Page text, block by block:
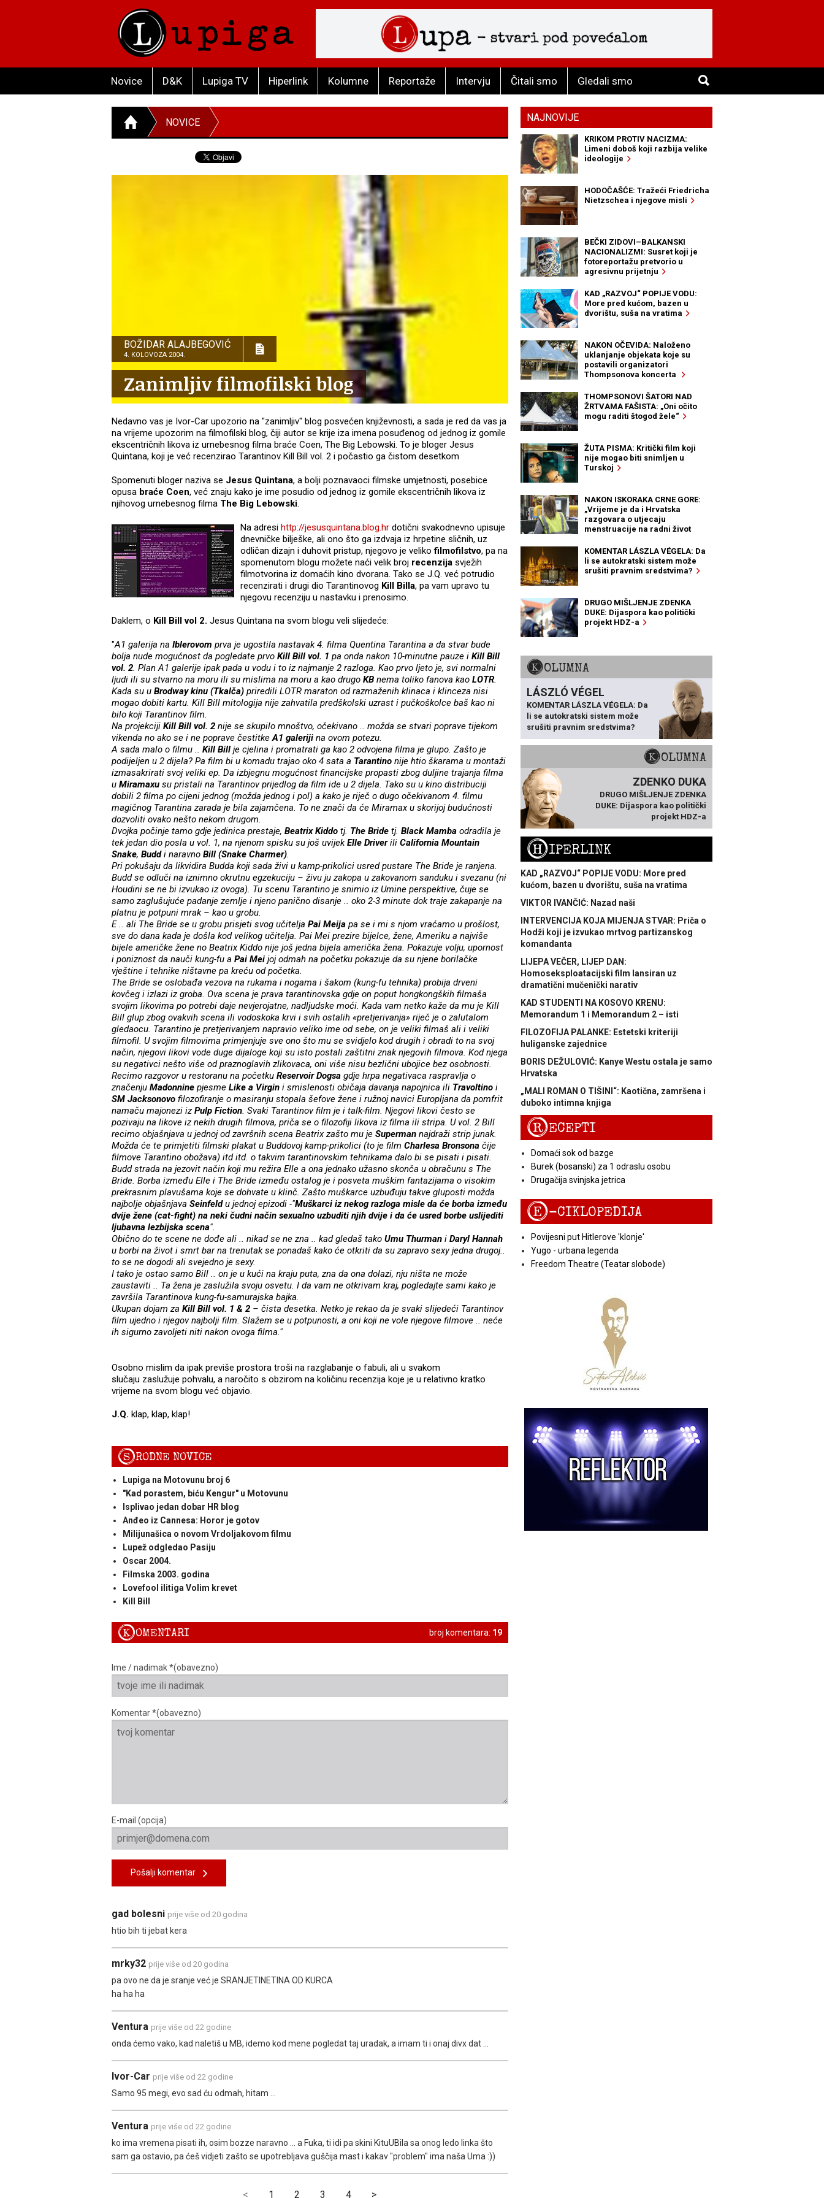
Novice D&K Lupiga TV Hiperlink Kolumne Reportaže Intervju Čitali smo Gledali smo
NOVICE
BOŽIDAR ALAJBEGOVIĆ
4. KOLOVOZA 2004.
Zanimljiv filmofilski blog
Nedavno vas je Ivor-Car upozorio na "zanimljiv" blog posvećen književnosti, a sada je red da vas ja
na vrijeme upozorim na filmofilski blog, čiji autor se krije iza imena posuđenog od jednog iz gomile
ekscentričnih likova iz urnebesnog filma braće Coen, The Big Lebowski. To je bloger Jesus
Quintana, koji je već recenzirao Tarantinov Kill Bill vol. 2 i počastio ga čistom desetkom
Spomenuti bloger naziva se Jesus Quintana, a bolji poznavaoci filmske umjetnosti, posebice
opusa braće Coen, već znaju kako je ime posudio od jednog iz gomile ekscentričnih likova iz
njihovog urnebesnog filma The Big Lebowski.
Na adresi http://jesusquintana.blog.hr dotični svakodnevno upisuje
dnevničke bilješke, ali ono što ga izdvaja iz hrpetine sličnih, uz
odličan dizajn i duhovit pristup, njegovo je velikofilmofilstvo, pa na
spomenutom blogu možete naći velik broj recenzija svježih
filmotvorina iz domaćih kino dvorana. Tako se J.Q. već potrudio
recenzirati i drugi dio Tarantinovog Kill Billa, pa vam upravo tu
njegovu recenziju u nastavku i prenosimo.
Daklem, o Kill Bill vol 2. Jesus Quintana na svom blogu veli slijedeće:
"A1 galerija na Iblerovom prva je ugostila nastavak 4. filma Quentina Tarantina a da stvar bude
bolja nude mogućnost da pogledate prvo Kill Bill vol. 1 pa onda nakon 10-minutne pauze i Kill Bill
vol. 2. Plan A1 galerije ipak pada u vodu i to iz najmanje 2 razloga. Kao prvo ljeto je, svi normalni
ljudi ili su stvarno na moru ili su mislima na moru a kao drugo KB nema toliko fanova kao LOTR.
Kada su u Brodway kinu (Tkalča) priredili LOTR maraton od razmaženih klinaca i klinceza nisi
mogao dobiti kartu. Kill Bill mitologija nije zahvatila predškolski uzrast i pučkoškolce baš kao ni
bilo koji Tarantinov film.
Na projekciji Kill Bill vol. 2 nije se skupilo mnoštvo, očekivano .. možda se stvari poprave tijekom
vikenda no ako se i ne poprave čestitkeA1 galeriji na ovom potezu.
A sada malo o filmu .. Kill Bill je cjelina i promatrati ga kao 2 odvojena filma je glupo. Zašto je
podijeljen u 2 dijela? Pa film bi u komadu trajao oko 4 sata a Tarantino nije htio škarama u montaži
izmasakrirati svoj veliki ep. Da izbjegnu mogućnost financijske propasti zbog duljine trajanja filma
u Miramaxu su pristali na Tarantinov prijedlog da film ide u 2 dijela. Tako su u kino distribuciji
dobili 2 filma po cijeni jednog (možda jednog i pol) a kako je riječ o dugo očekivanom 4. filmu
magičnog Tarantina zarada je bila zajamčena. To ne znači da će Miramax u skorijoj budućnosti
dozvoliti ovako nešto nekom drugom.
Dvojka počinje tamo gdje jedinica prestaje, Beatrix Kiddo tj. The Bride tj. Black Mamba odradila je
tek jedan dio posla u vol. 1, na njenom spisku su još uvijekElle Driverili California Mountain
Snake, Buddi naravno Bill (Snake Charmer).
Pri pokušaju da likvidira Budda koji sada živi u kamp-prikolici usred pustare The Bride je ranjena.
Budd se odluči na iznimno okrutnu egzekuciju – živu ju zakopa u zakovanom sanduku i svezanu (ni
Houdini se ne bi izvukao iz ovoga). Tu scenu Tarantino je snimio iz Umine perspektive, čuje se
samo zaglušujuće padanje zemlje i njeno panično disanje .. oko 2-3 minute dok traje zakapanje na
platnu je potpuni mrak – kao u grobu.
E .. ali The Bride se u grobu prisjeti svog učitelja Pai Meija pa se i mi s njom vraćamo u prošlost,
sve do dana kada je došla kod velikog učitelja. Pai Mei prezire bijelce, žene, Ameriku a najviše
bijele američke žene no Beatrix Kiddo nije još jedna bijela američka žena. Pokazuje volju, upornost
i poniznost da nauči kung-fu a Pai Mei joj odmah na početku pokazuje da su njene borilačke
vještine i tehnike ništavne pa kreću od početka.
The Bride se oslobađa vezova na rukama i nogama i šakom (kung-fu tehnika) probija drveni
kovčeg i izlazi iz groba. Ova scena je prava tarantinovska gdje on poput hongkongških filmaša
svojim likovima po potrebi daje nevjerojatne, nadljudske moći. Kada vam netko kaže da mu je Kill
Bill glup zbog ovakvih scena ili vodoskoka krvi i svih ostalih «pretjerivanja» riječ je o zalutalom
gledaocu. Tarantino je pretjerivanjem napravio veliko ime od sebe, on je veliki filmaš ali i veliki
filmofil. U svojim filmovima primjenjuje sve ono što mu se svidjelo kod drugih i obradi to na svoj
način, njegovi likovi vode duge dijaloge koji su isto postali zaštitni znak njegovih filmova. Kod njega
su negativci nešto više od praznoglavih zlikovaca, oni više nisu bezlični ubojice bez osobnosti.
Recimo razgovor u restoranu na početku Reservoir Dogsa gdje hrpa negativaca raspravlja o
značenju Madonnine pjesme Like a Virgin i smislenosti običaja davanja napojnica ili Travoltino i
SM Jacksonovo filozofiranje o masiranju stopala šefove žene i ružnoj navici Europljana da pomfrit
namaču majonezi iz Pulp Fiction. Svaki Tarantinov film je i talk-film. Njegovi likovi često se
pozivaju na likove iz nekih drugih filmova, priča se o filozofiji likova iz filma ili stripa. U vol. 2 Bill
recimo objašnjava u jednoj od završnih scena Beatrix zašto mu je Superman najdraži strip junak.
Možda će te primjetiti filmski plakat u Buddovoj kamp-prikolici (to je film Charlesa Bronsona čije
filmove Tarantino obožava) itd itd. o takvim tarantinovskim tehnikama dalo bi se pisati i pisati.
Budd strada na jezovit način koji mu režira Elle a ona jednako užasno skonča u obračunu s The
Bride. Borba između Elle i The Bride između ostalog je i posveta muškim fantazijama o visokim
prekrasnim plavušama koje se dohvate u klinč. Zašto muškarce uzbuđuju takve gluposti možda
najbolje objašnjava Seinfeldu jednoj epizodi -"Muškarci iz nekog razloga misle da će borba između
dvije žene (cat-fight) na neki čudni način sexualno uzbuditi njih dvije i da će usred borbe uslijediti
ljubavna lezbijska scena".
Obično do te scene ne dođe ali .. nikad se ne zna .. kad gledaš tako Umu Thurman i Daryl Hannah
u borbi na život i smrt bar na trenutak se ponadaš kako će otkriti da su zapravo sexy jedna drugoj..
to se ne dogodi ali svejedno je sexy.
I tako je ostao samo Bill .. on je u kući na kraju puta, zna da ona dolazi, nju ništa ne može
zaustaviti .. Ta žena je zaslužila svoju osvetu. I da vam ne otkrivam kraj, pogledajte sami kako je
završila Tarantinova kung-fu-samurajska bajka.
Ukupan dojam za Kill Bill vol. 1 & 2 – čista desetka. Netko je rekao da je svaki slijedeći Tarantinov
film ujedno i njegov najbolji film. Slažem se u potpunosti, a oni koji ne vole njegove filmove .. neće
ih sigurno zavoljeti niti nakon ovoga filma."
Osobno mislim da ipak previše prostora troši na razglabanje o fabuli, ali u svakom
slučaju zaslužuje pohvalu, a naročito s obzirom na količinu recenzija koje je u relativno kratko
vrijeme na svom blogu već objavio.
J.Q. klap, klap, klap!
SRODNE NOVICE
Lupiga na Motovunu broj 6
"Kad porastem, biću Kengur" u Motovunu
Isplivao jedan dobar HR blog
Anđeo iz Cannesa: Horor je gotov
Milijunašica o novom Vrdoljakovom filmu
Lupež odgledao Pasiju
Oscar 2004.
Filmska 2003. godina
Lovefool ilitiga Volim krevet
Kill Bill
broj komentara: 19
KOMENTARI
Ime / nadimak *(obavezno)
Komentar *(obavezno)
E-mail (opcija)
Pošalji komentar
gad bolesni prije više od 20 godina
htio bih ti jebat kera
mrky32 prije više od 20 godina
pa ovo ne da je sranje već je SRANJETINETINA OD KURCA
ha ha ha
Ventura prije više od 22 godine
onda ćemo vako, kad naletiš u MB, idemo kod mene pogledat taj uradak, a imam ti i onaj divx dat ...
Ivor-Car prije više od 22 godine
Samo 95 megi, evo sad ću odmah, hitam ...
Ventura prije više od 22 godine
ko ima vremena pisati ih, osim bozze naravno ... a Fuka, ti idi pa skini KituUBila sa onog ledo linka što
sam ga ostavio, pa ćeš vidjeti zašto se upotrebljava guščija mast i kakav "problem" ima naša Uma :))
< 1 2 3 4 >
NAJNOVIJE
KRIKOM PROTIV NACIZMA:
Limeni doboš koji razbija velike
ideologije
HODOČAŠĆE: Tražeći Friedricha
Nietzschea i njegove misli
BEČKI ZIDOVI–BALKANSKI
NACIONALIZMI: Susret koji je
fotoreportažu pretvorio u
agresivnu prijetnju
KAD „RAZVOJ“ POPIJE VODU:
More pred kućom, bazen u
dvorištu, suša na vratima
NAKON OČEVIDA: Naloženo
uklanjanje objekata koje su
postavili organizatori
Thompsonova koncerta
THOMPSONOVI ŠATORI NAD
ŽRTVAMA FAŠISTA: „Oni očito
mogu raditi štogod žele“
ŽUTA PISMA: Kritički film koji
nije mogao biti snimljen u
Turskoj
NAKON ISKORAKA CRNE GORE:
„Vrijeme je da i Hrvatska
razgovara o utjecaju
menstruacije na radni život
KOMENTAR LÁSZLA VÉGELA: Da
li se autokratski sistem može
srušiti pravnim sredstvima?
DRUGO MIŠLJENJE ZDENKA
DUKE: Dijaspora kao politički
projekt HDZ-a
KOLUMNA
LÁSZLÓ VÉGEL
KOMENTAR LÁSZLA VÉGELA: Da
li se autokratski sistem može
srušiti pravnim sredstvima?
KOLUMNA
ZDENKO DUKA
DRUGO MIŠLJENJE ZDENKA
DUKE: Dijaspora kao politički
projekt HDZ-a
HIPERLINK
KAD „RAZVOJ“ POPIJE VODU: More pred
kućom, bazen u dvorištu, suša na vratima
VIKTOR IVANČIĆ: Nazad naši
INTERVENCIJA KOJA MIJENJA STVAR: Priča o
Hodži koji je izvukao mrtvog partizanskog
komandanta
LIJEPA VEČER, LIJEP DAN:
Homoseksploatacijski film lansiran uz
dramatični mučenički narativ
KAD STUDENTI NA KOSOVO KRENU:
Memorandum 1 i Memorandum 2 – isti
FILOZOFIJA PALANKE: Estetski kriteriji
huliganske zajednice
BORIS DEŽULOVIĆ: Kanye Westu ostala je samo
Hrvatska
„MALI ROMAN O TIŠINI“: Kaotična, zamršena i
duboko intimna knjiga
RECEPTI
Domaći sok od bazge
Burek (bosanski) za 1 odraslu osobu
Drugačija svinjska jetrica
E-CIKLOPEDIJA
Povijesni put Hitlerove 'klonje'
Yugo - urbana legenda
Freedom Theatre (Teatar slobode)